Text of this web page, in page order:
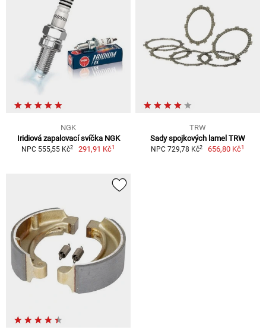
NGK
Iridiová zapalovací svíčka NGK
NPC 555,55 Kč2 291,91 Kč1
TRW
Sady spojkových lamel TRW
NPC 729,78 Kč2 656,80 Kč1